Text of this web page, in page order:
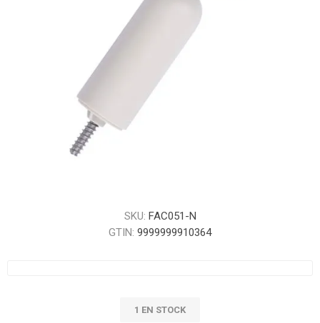
SKU: FAC051-N
GTIN: 9999999910364
1 EN STOCK